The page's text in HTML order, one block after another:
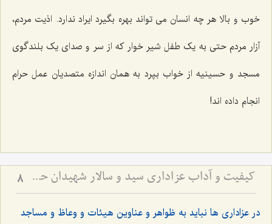
خوب و بالا هر چه انسان می تواند بهره بگیرد ایراد ندارد. اذیت مردم،
آزار مردم حتی به یک طفل شیر خوار که از سر و صدای یک بلندگوی
مسجد و حسینیه از خواب بپرد به همان اندازه متصدیان عمل حرام
انجام داده اند!
کیفیت و آداب عزاداری سید و سالار شهیدان حضرت أباعبداللَه الحسین علیه السلام 8
در عزاداری ها نباید به ظواهر و عناوین هیئات و وعاظ و مساجد